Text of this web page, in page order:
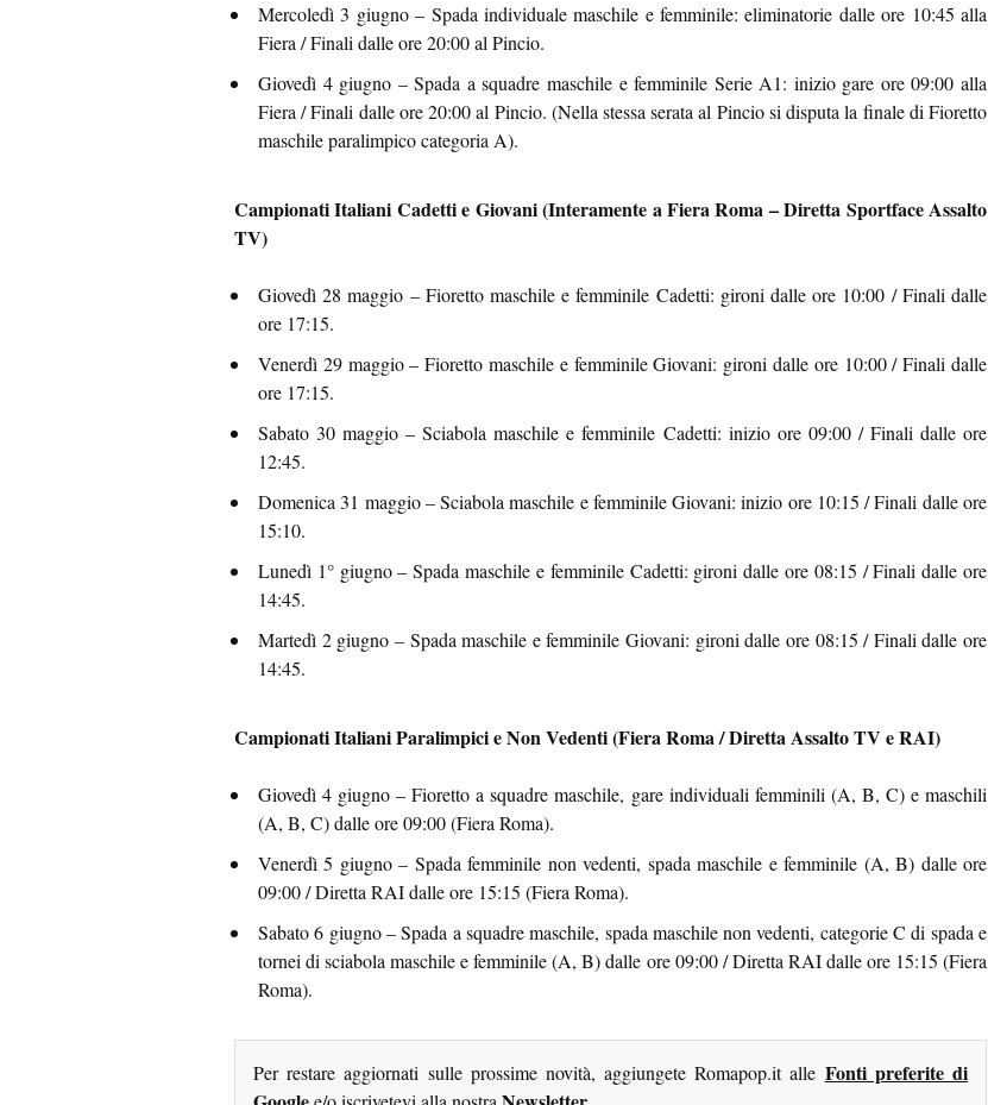
Mercoledì 3 giugno – Spada individuale maschile e femminile: eliminatorie dalle ore 10:45 alla
Fiera / Finali dalle ore 20:00 al Pincio.
Giovedì 4 giugno – Spada a squadre maschile e femminile Serie A1: inizio gare ore 09:00 alla
Fiera / Finali dalle ore 20:00 al Pincio. (Nella stessa serata al Pincio si disputa la finale di Fioretto
maschile paralimpico categoria A).
Campionati Italiani Cadetti e Giovani (Interamente a Fiera Roma – Diretta Sportface Assalto
TV)
Giovedì 28 maggio – Fioretto maschile e femminile Cadetti: gironi dalle ore 10:00 / Finali dalle
ore 17:15.
Venerdì 29 maggio – Fioretto maschile e femminile Giovani: gironi dalle ore 10:00 / Finali dalle
ore 17:15.
Sabato 30 maggio – Sciabola maschile e femminile Cadetti: inizio ore 09:00 / Finali dalle ore
12:45.
Domenica 31 maggio – Sciabola maschile e femminile Giovani: inizio ore 10:15 / Finali dalle ore
15:10.
Lunedì 1° giugno – Spada maschile e femminile Cadetti: gironi dalle ore 08:15 / Finali dalle ore
14:45.
Martedì 2 giugno – Spada maschile e femminile Giovani: gironi dalle ore 08:15 / Finali dalle ore
14:45.
Campionati Italiani Paralimpici e Non Vedenti (Fiera Roma / Diretta Assalto TV e RAI)
Giovedì 4 giugno – Fioretto a squadre maschile, gare individuali femminili (A, B, C) e maschili
(A, B, C) dalle ore 09:00 (Fiera Roma).
Venerdì 5 giugno – Spada femminile non vedenti, spada maschile e femminile (A, B) dalle ore
09:00 / Diretta RAI dalle ore 15:15 (Fiera Roma).
Sabato 6 giugno – Spada a squadre maschile, spada maschile non vedenti, categorie C di spada e
tornei di sciabola maschile e femminile (A, B) dalle ore 09:00 / Diretta RAI dalle ore 15:15 (Fiera
Roma).
Per restare aggiornati sulle prossime novità, aggiungete Romapop.it alle Fonti preferite di